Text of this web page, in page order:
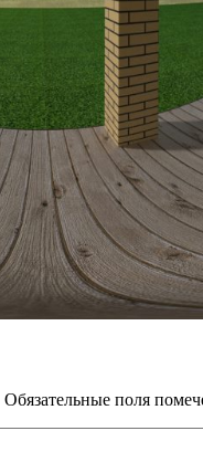
Обязательные поля